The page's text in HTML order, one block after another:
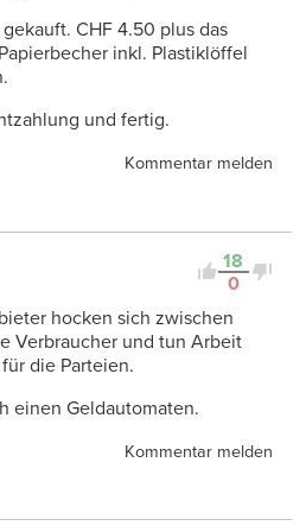
CHF 4.50 plus das
inkl. Plastiklöffel
und fertig.
Kommentar melden
18
0
hocken sich zwischen
Verbraucher und tun Arbeit
die Parteien.
einen Geldautomaten.
Kommentar melden